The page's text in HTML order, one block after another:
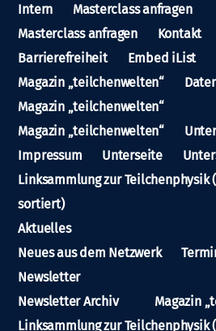
Intern
Masterclass anfragen
Masterclass anfragen
Kontakt
Barrierefreiheit
Embed iList
Magazin „teilchenwelten“
Magazin „teilchenwelten“
Magazin „teilchenwelten“
Impressum
Unterseite
Linksammlung zur Teilchenphysik
sortiert)
Aktuelles
Neues aus dem Netzwerk
Newsletter
Newsletter Archiv
Magazin
Linksammlung zur Teilchenphysik